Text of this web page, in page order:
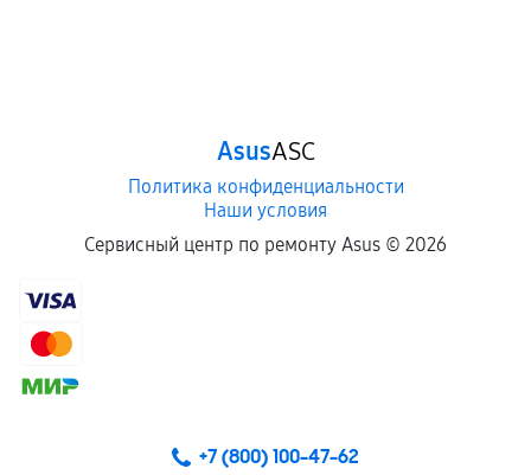
AsusASC
Политика конфиденциальности
Наши условия
Сервисный центр по ремонту Asus © 2026
+7 (800) 100-47-62